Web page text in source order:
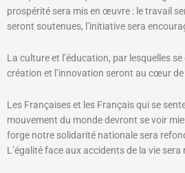
prospérité sera mis en œuvre : le travail
seront soutenues, l’initiative sera
La culture et l’éducation, par lesquelles
création et l’innovation seront au cœur
Les Françaises et les Français qui se
mouvement du monde devront se voir
forge notre solidarité nationale sera
L’égalité face aux accidents de la vie sera